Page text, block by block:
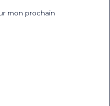
mon prochain